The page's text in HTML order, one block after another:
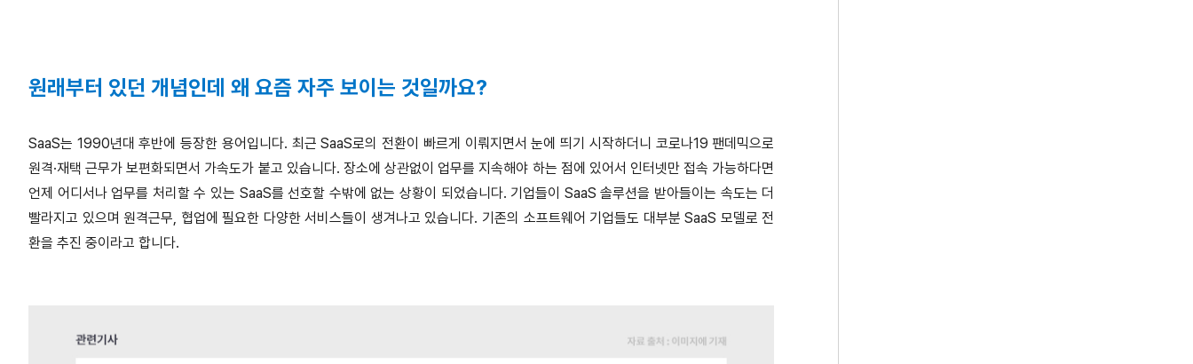
원래부터 있던 개념인데 왜 요즘 자주 보이는 것일까요?
SaaS는 1990년대 후반에 등장한 용어입니다. 최근 SaaS로의 전환이 빠르게 이뤄지면서 눈에 띄기 시작하더니 코로나19 팬데믹으로
원격·재택 근무가 보편화되면서 가속도가 붙고 있습니다. 장소에 상관없이 업무를 지속해야 하는 점에 있어서 인터넷만 접속 가능하다면
언제 어디서나 업무를 처리할 수 있는 SaaS를 선호할 수밖에 없는 상황이 되었습니다. 기업들이 SaaS 솔루션을 받아들이는 속도는 더
빨라지고 있으며 원격근무, 협업에 필요한 다양한 서비스들이 생겨나고 있습니다. 기존의 소프트웨어 기업들도 대부분 SaaS 모델로 전
환을 추진 중이라고 합니다.